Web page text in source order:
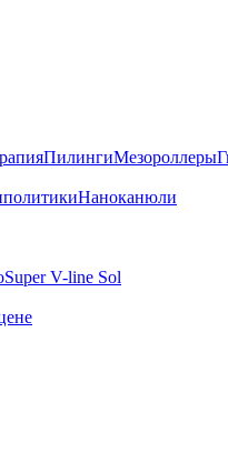
ПилингиМезороллеры
Наноканюли
Super V-line Sol